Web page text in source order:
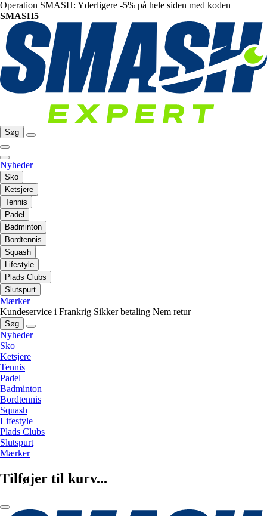
Operation SMASH: Yderligere -5% på hele siden med koden
SMASH5
Søg
Nyheder
Sko
Ketsjere
Tennis
Padel
Badminton
Bordtennis
Squash
Lifestyle
Plads Clubs
Slutspurt
Mærker
Kundeservice i Frankrig Sikker betaling Nem retur
Søg
Nyheder
Sko
Ketsjere
Tennis
Padel
Badminton
Bordtennis
Squash
Lifestyle
Plads Clubs
Slutspurt
Mærker
Tilføjer til kurv...